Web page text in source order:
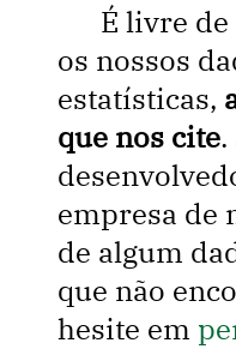
É livre
os nossos
estatísticas,
que nos cite
empresa de
de algum
que não
hesite em